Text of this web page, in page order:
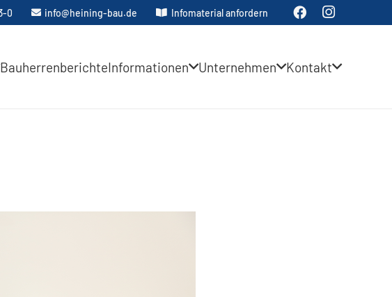
0 info@heining-bau.de Infomaterial anfordern
BauherrenberichteInformationen Unternehmen Kontakt